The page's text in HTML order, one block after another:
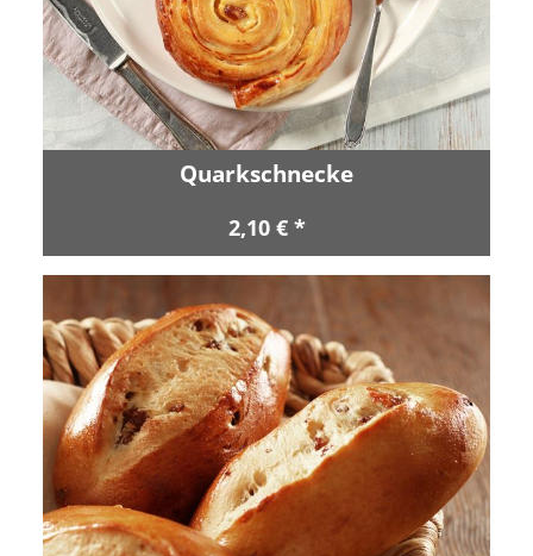
Quarkschnecke
2,10 € *